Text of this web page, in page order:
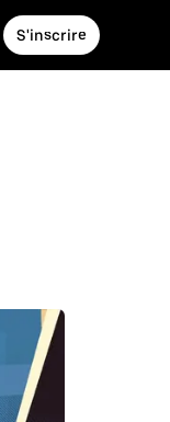
S'inscrire